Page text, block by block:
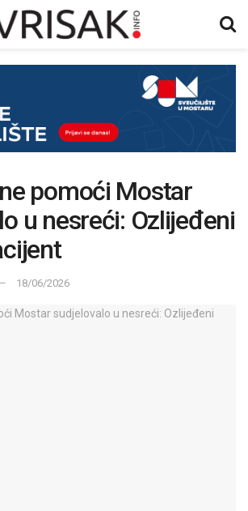
pomoći Mostar
u nesreći: Ozlijeđeni
18/06/2026